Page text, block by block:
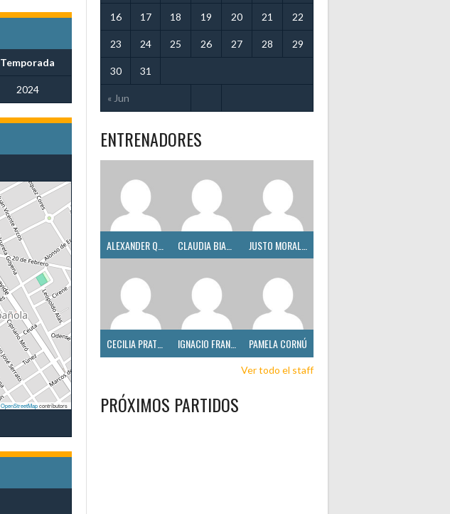
Temporada
2024
OpenStreetMapcontributors
« Jun
16 17 18 19 20 21 22
23 24 25 26 27 28 29
30 31
ENTRENADORES
CLAUDIA BIANCO
CECILIA PRATTO IGNACIO FRANCO PAMELA CORNÚ
Ver todo el staff
PRÓXIMOS PARTIDOS